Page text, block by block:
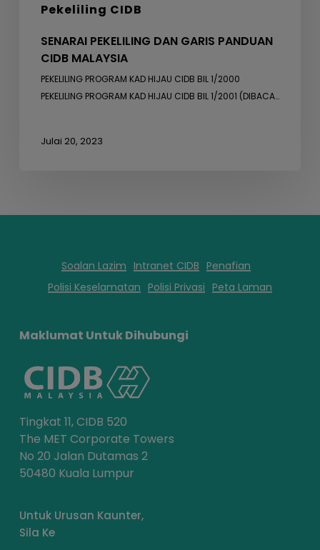
Pekeliling CIDB
SENARAI PEKELILING DAN GARIS PANDUAN
CIDB MALAYSIA
PEKELILING PROGRAM KAD HIJAU CIDB BIL 1/2000
PEKELILING PROGRAM KAD HIJAU CIDB BIL 1/2001 (DIBACA…
Julai 20, 2023
Soalan Lazim Intranet CIDB Penafian
Polisi Keselamatan Polisi Privasi Peta Laman
Maklumat Untuk Dihubungi
Tingkat 11, CIDB 520
The MET Corporate Towers
No 20 Jalan Dutamas 2
50480 Kuala Lumpur
Untuk Urusan Kaunter,
Sila Ke